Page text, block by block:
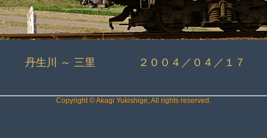
丹生川 ～ 三里 ２００４／０４／１７
Copyright © Akagi Yukishige, All rights reserved.